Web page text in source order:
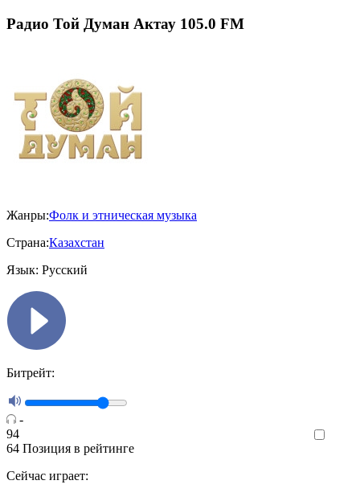
Радио Той Думан Актау 105.0 FM
Жанры:Фолк и этническая музыка
Страна:Казахстан
Язык: Русский
Битрейт:
-
94
64 Позиция в рейтинге
Сейчас играет: